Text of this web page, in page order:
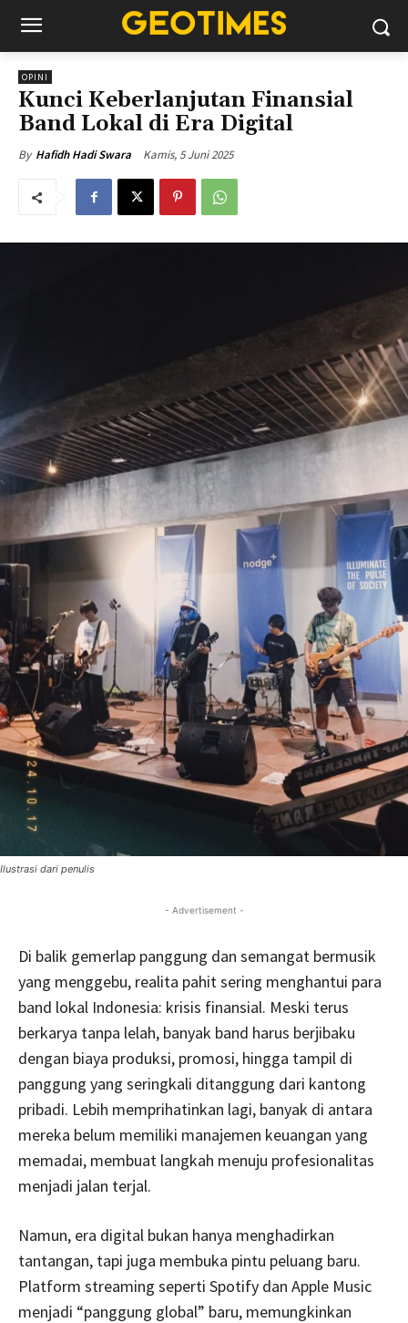
OPINI
Kunci Keberlanjutan Finansial
Band Lokal di Era Digital
By Hafidh Hadi Swara Kamis, 5 Juni 2025
Ilustrasi dari penulis
- Advertisement -
Di balik gemerlap panggung dan semangat bermusik
yang menggebu, realita pahit sering menghantui para
band lokal Indonesia: krisis finansial. Meski terus
berkarya tanpa lelah, banyak band harus berjibaku
dengan biaya produksi, promosi, hingga tampil di
panggung yang seringkali ditanggung dari kantong
pribadi. Lebih memprihatinkan lagi, banyak di antara
mereka belum memiliki manajemen keuangan yang
memadai, membuat langkah menuju profesionalitas
menjadi jalan terjal.
Namun, era digital bukan hanya menghadirkan
tantangan, tapi juga membuka pintu peluang baru.
Platform streaming seperti Spotify dan Apple Music
menjadi “panggung global” baru, memungkinkan